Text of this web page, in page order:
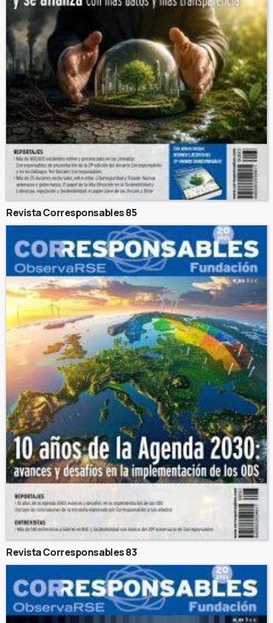
Revista Corresponsables 85
Revista Corresponsables 83